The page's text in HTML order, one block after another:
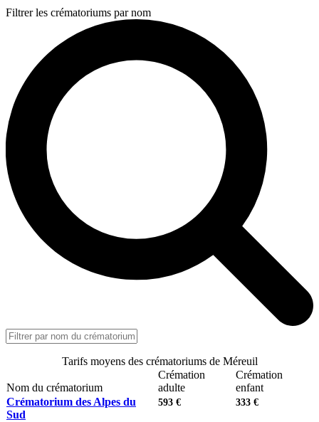
Filtrer les crématoriums par nom
Tarifs moyens des crématoriums de Méreuil
Nom du crématorium
Crémation
adulte
Crémation
enfant
Crématorium des Alpes du
Sud
593 € 333 €